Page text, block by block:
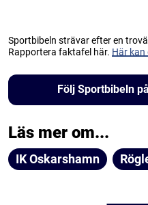
Sportbibeln strävar efter en
Rapportera faktafel här. Här kan
Följ Sportbibeln
Läs mer om...
IK Oskarshamn